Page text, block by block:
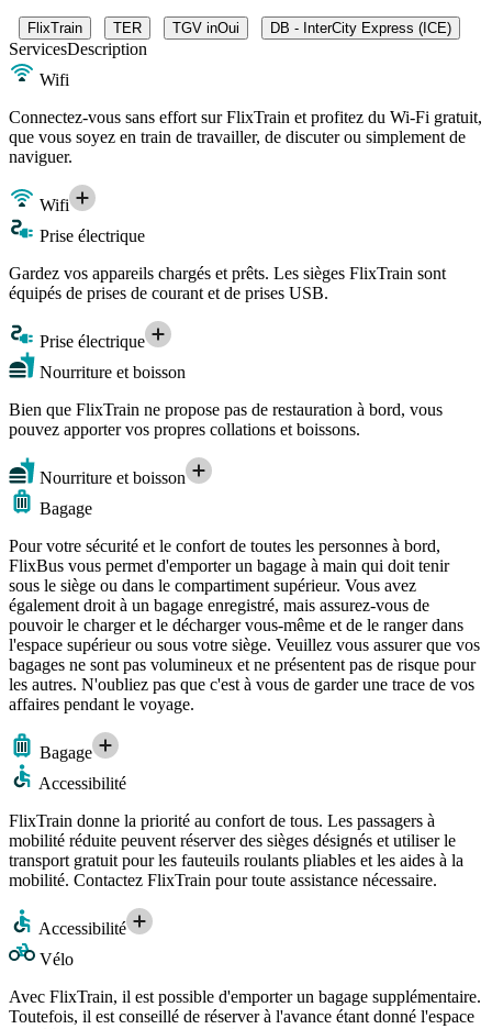
FlixTrain TER TGV inOui DB - InterCity Express (ICE)
ServicesDescription
Wifi
Connectez-vous sans effort sur FlixTrain et profitez du Wi-Fi gratuit,
que vous soyez en train de travailler, de discuter ou simplement de
naviguer.
Wifi
Prise électrique
Gardez vos appareils chargés et prêts. Les sièges FlixTrain sont
équipés de prises de courant et de prises USB.
Prise électrique
Nourriture et boisson
Bien que FlixTrain ne propose pas de restauration à bord, vous
pouvez apporter vos propres collations et boissons.
Nourriture et boisson
Bagage
Pour votre sécurité et le confort de toutes les personnes à bord,
FlixBus vous permet d'emporter un bagage à main qui doit tenir
sous le siège ou dans le compartiment supérieur. Vous avez
également droit à un bagage enregistré, mais assurez-vous de
pouvoir le charger et le décharger vous-même et de le ranger dans
l'espace supérieur ou sous votre siège. Veuillez vous assurer que vos
bagages ne sont pas volumineux et ne présentent pas de risque pour
les autres. N'oubliez pas que c'est à vous de garder une trace de vos
affaires pendant le voyage.
Bagage
Accessibilité
FlixTrain donne la priorité au confort de tous. Les passagers à
mobilité réduite peuvent réserver des sièges désignés et utiliser le
transport gratuit pour les fauteuils roulants pliables et les aides à la
mobilité. Contactez FlixTrain pour toute assistance nécessaire.
Accessibilité
Vélo
Avec FlixTrain, il est possible d'emporter un bagage supplémentaire.
Toutefois, il est conseillé de réserver à l'avance étant donné l'espace